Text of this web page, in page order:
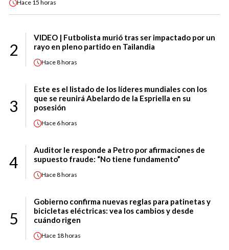
Hace 15 horas
2
VIDEO | Futbolista murió tras ser impactado por un
rayo en pleno partido en Tailandia
Hace8 horas
3
Este es el listado de los líderes mundiales con los
que se reunirá Abelardo de la Espriella en su
posesión
Hace 6 horas
4
Auditor le responde a Petro por afirmaciones de
supuesto fraude: “No tiene fundamento”
Hace8 horas
5
Gobierno confirma nuevas reglas para patinetas y
bicicletas eléctricas: vea los cambios y desde
cuándo rigen
Hace 18 horas